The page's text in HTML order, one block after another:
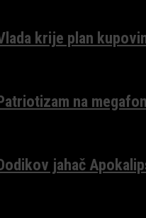
krije plan
na
jahač